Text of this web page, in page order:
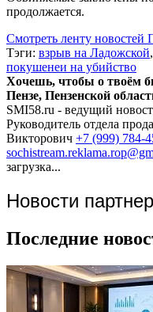
продолжается.
Смотреть ленту новостей
Тэги: взрыв на Ладожской,
покушенеи на убийство
Хочешь, чтобы о твоём
Пензе, Пензенской
SMI58.ru - ведущий
Руководитель отдела
Викторович +7 (999) 784-
загрузка...
Новости
Последние